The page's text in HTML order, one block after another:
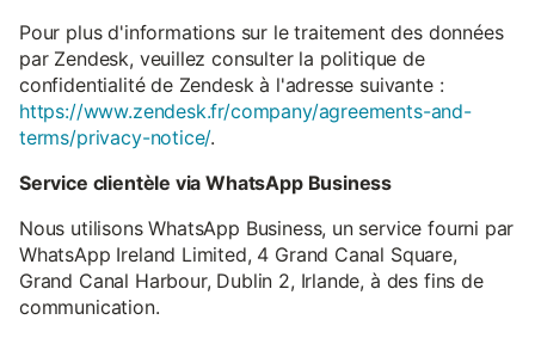
Pour plus d'informations sur le traitement des données
par Zendesk, veuillez consulter la politique de
confidentialité de Zendesk à l'adresse suivante :
https://www.zendesk.fr/company/agreements-and-
terms/privacy-notice/.
Service clientèle via WhatsApp Business
Nous utilisons WhatsApp Business, un service fourni par
WhatsApp Ireland Limited, 4 Grand Canal Square,
Grand Canal Harbour, Dublin 2, Irlande, à des fins de
communication.